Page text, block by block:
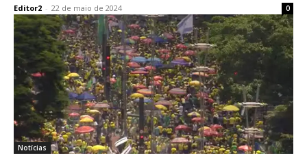
Editor2 - 22 de maio de 2024 0
Notícias